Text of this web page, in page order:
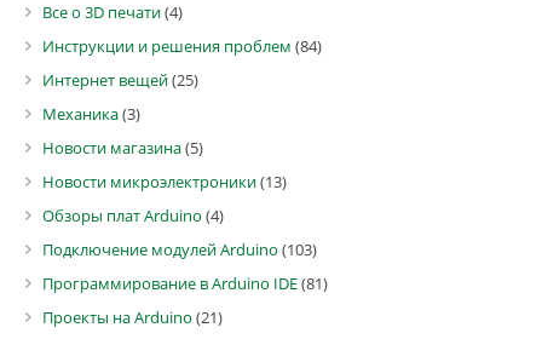
Все о 3D печати(4)
Инструкции и решения проблем (84)
Интернет вещей(25)
Механика(3)
Новости магазина(5)
Новости микроэлектроники(13)
Обзоры плат Arduino (4)
Подключение модулей Arduino (103)
Программирование в Arduino IDE(81)
Проекты на Arduino (21)